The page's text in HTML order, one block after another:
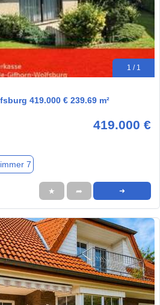
1 / 1
419.000 € 239.69 m²
419.000 €
7
★ ➦ ➜